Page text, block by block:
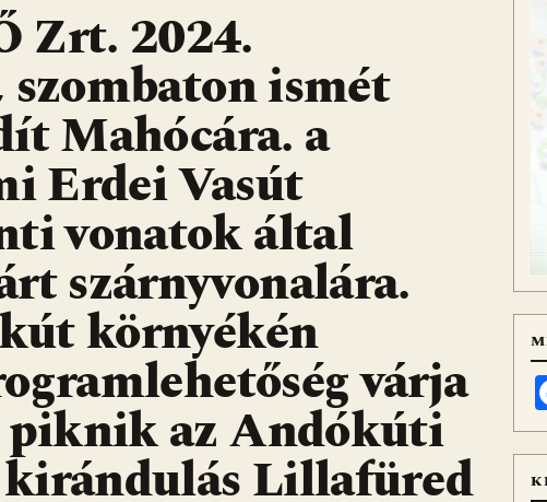
Zrt. 2024.
ismét
Mahócára. a
Erdei Vasút
vonatok által
szárnyvonalára.
környékén
várja
piknik az Andókúti
Lillafüred